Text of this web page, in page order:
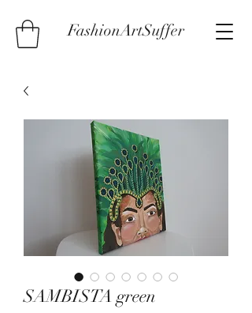
FashionArtSuffer
SAMBISTA green